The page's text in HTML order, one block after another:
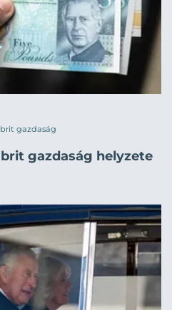
brit gazdaság
gazdaság helyzete